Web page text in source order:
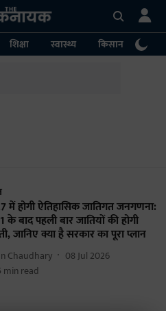
शिक्षा स्वास्थ्य किसान
में होगी ऐतिहासिक जातिगत जनगणना:
के बाद पहली बार जातियों की होगी
जानिए क्या है सरकार का पूरा प्लान
Chaudhary
08 Jul 2026
min read